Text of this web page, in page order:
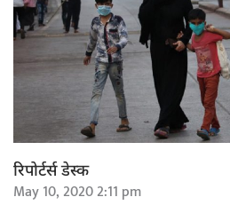
रिपोर्टर्स डेस्क
May 10, 2020 2:11 pm